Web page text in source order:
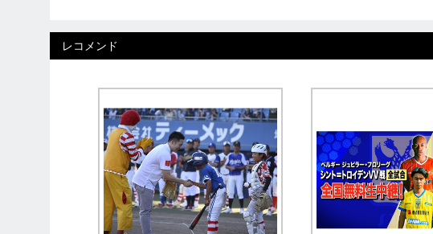
レコメンド